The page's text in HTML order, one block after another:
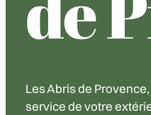
Les Abris de
service de votre